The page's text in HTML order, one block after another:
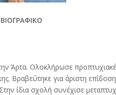
ΒΙΟΓΡΑΦΙΚΟ
Άρτα. Ολοκλήρωσε
Βραβεύτηκε για άριστη
ίδια σχολή συνέχισε